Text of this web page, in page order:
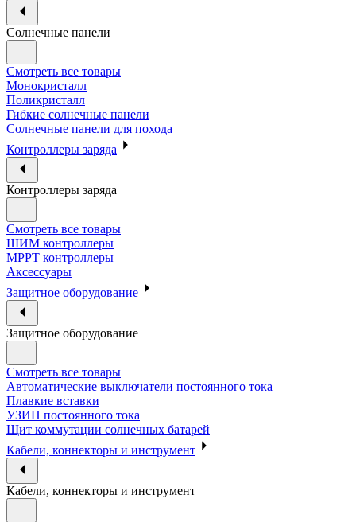
Солнечные панели
Смотреть все товары
Монокристалл
Поликристалл
Гибкие солнечные панели
Солнечные панели для похода
Контроллеры заряда
Контроллеры заряда
Смотреть все товары
ШИМ контроллеры
МРРТ контроллеры
Аксессуары
Защитное оборудование
Защитное оборудование
Смотреть все товары
Автоматические выключатели постоянного тока
Плавкие вставки
УЗИП постоянного тока
Щит коммутации солнечных батарей
Кабели, коннекторы и инструмент
Кабели, коннекторы и инструмент